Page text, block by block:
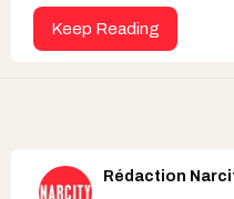
Keep Reading
Rédaction